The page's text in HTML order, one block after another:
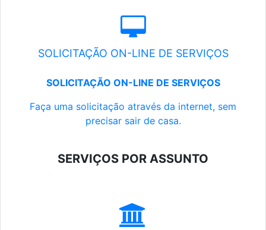
SOLICITAÇÃO ON-LINE DE SERVIÇOS
SOLICITAÇÃO ON-LINE DE SERVIÇOS
Faça uma solicitação através da internet, sem
precisar sair de casa.
SERVIÇOS POR ASSUNTO